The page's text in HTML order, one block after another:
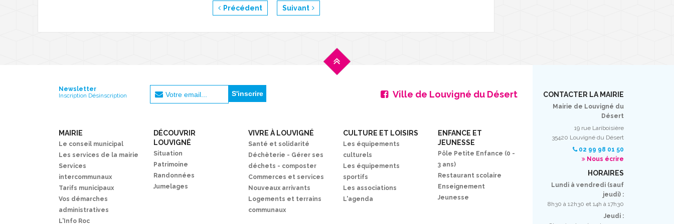
Précédent Suivant
Newsletter
Inscription Désinscription
Ville de Louvigné du Désert
MAIRIE
Le conseil municipal
Les services de la mairie
Services
intercommunaux
Tarifs municipaux
Vos démarches
administratives
L'Info Roc
DÉCOUVRIR
LOUVIGNÉ
Situation
Patrimoine
Randonnées
Jumelages
VIVRE À LOUVIGNÉ
Santé et solidarité
Déchèterie - Gérer ses
déchets - composter
Commerces et services
Nouveaux arrivants
Logements et terrains
communaux
CULTURE ET LOISIRS
Les équipements
culturels
Les équipements
sportifs
Les associations
L'agenda
ENFANCE ET
JEUNESSE
Pôle Petite Enfance (0 -
3 ans)
Restaurant scolaire
Enseignement
Jeunesse
CONTACTER LA MAIRIE
Mairie de Louvigné du
Désert
19 rue Lariboisière
35420 Louvigné du Désert
02 99 98 01 50
Nous écrire
HORAIRES
Lundi à vendredi (sauf
jeudi) :
8h30 à 12h30 et 14h à 17h30
Jeudi :